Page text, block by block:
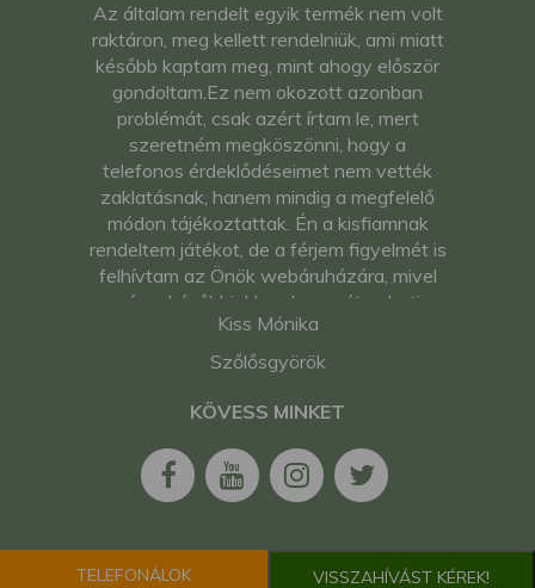
TELEFONÁLOK VISSZAHÍVÁST KÉREK!
Az általam rendelt egyik termék nem volt
raktáron, meg kellett rendelniük, ami miatt
később kaptam meg, mint ahogy először
gondoltam.Ez nem okozott azonban
problémát, csak azért írtam le, mert
szeretném megköszönni, hogy a
telefonos érdeklődéseimet nem vették
zaklatásnak, hanem mindig a megfelelő
módon tájékoztattak. Én a kisfiamnak
rendeltem játékot, de a férjem figyelmét is
felhívtam az Önök webáruházára, mivel
még a későbbiekben hasznát veheti.
További jó munkát kívánok. Kiss Mónika
Kiss Mónika
Szőlősgyörök
KÖVESS MINKET
2026. Minden jog fenntartva. Kelet-Agro Kft.